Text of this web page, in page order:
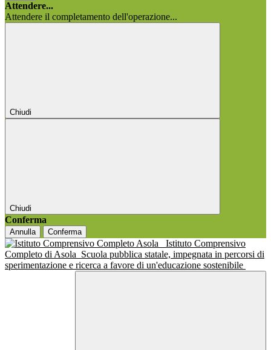
Attendere...
Attendere il completamento dell'operazione...
Chiudi
Chiudi
Conferma
Annulla Conferma
Istituto Comprensivo
Completo di Asola Scuola pubblica statale, impegnata in percorsi di
sperimentazione e ricerca a favore di un'educazione sostenibile